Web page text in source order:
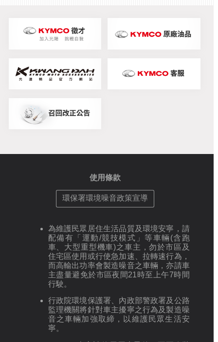
使用條款
環保署環境噪音政策宣導
為維護民眾居住生活品質及環境安寧，請
配備有「運動/競技模式」等車輛(含跑
車、大型重型機車)之車主，勿於市區及
住宅區使用或行使急加速、拉轉速行為，
而高輸出功率會製造噪音之車輛，亦請車
主盡量避免於市區夜間21時至上午7時間
行駛。
行政院環境保護署、內政部警政署及公路
監理機關將針對車主擾寧之行為及製造噪
音之車輛加強取締，以維護民眾生活安
寧。